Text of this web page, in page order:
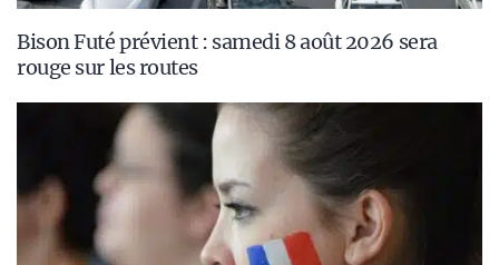
Bison Futé prévient : samedi 8 août 2026 sera
rouge sur les routes